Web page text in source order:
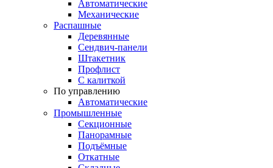
Автоматические
Механические
Распашные
Деревянные
Сендвич-панели
Штакетник
Профлист
С калиткой
По управлению
Автоматические
Промышленные
Секционные
Панорамные
Подъёмные
Откатные